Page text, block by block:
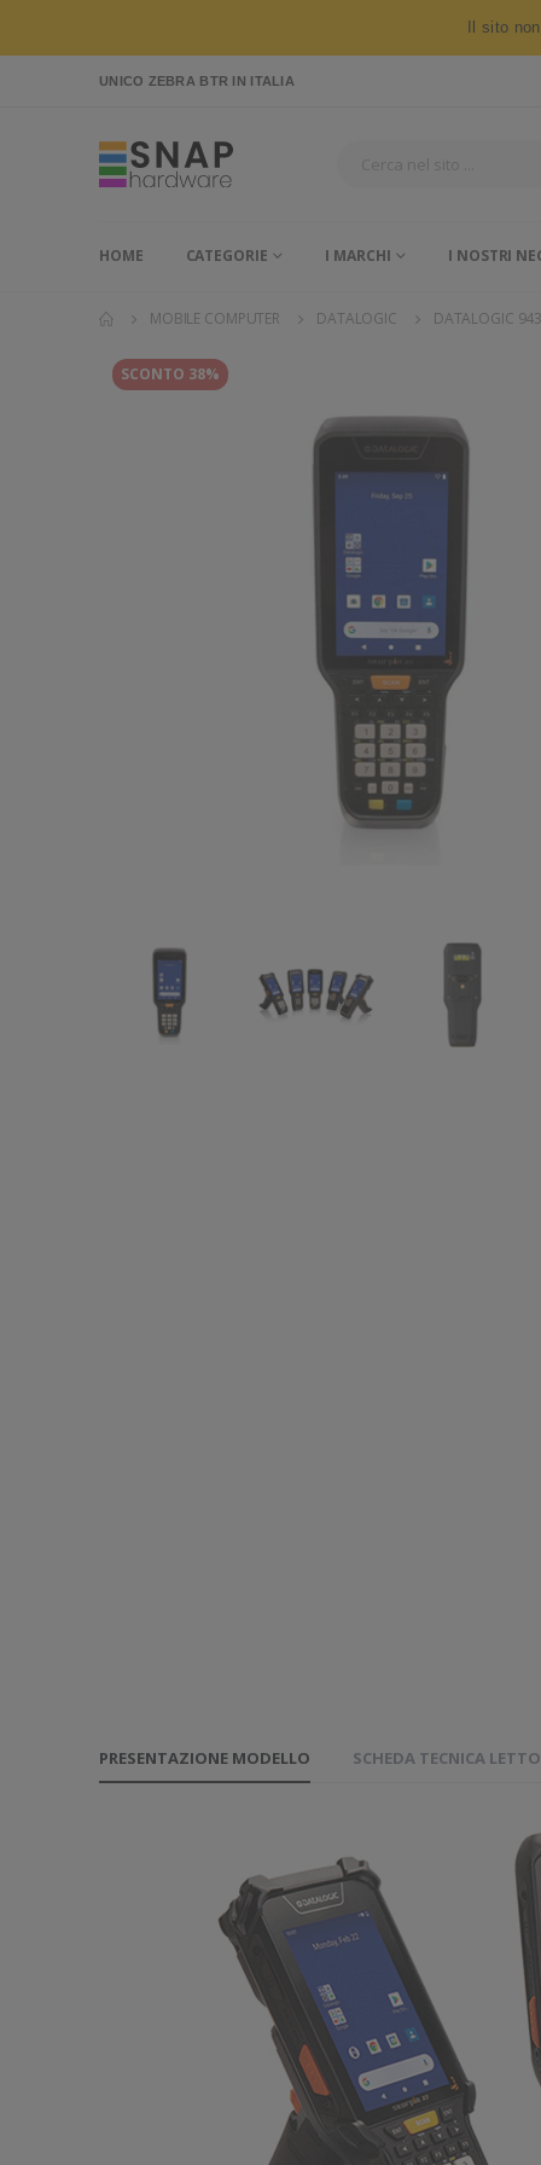
Il sito
UNICO ZEBRA BTR IN ITALIA
HOME CATEGORIE I MARCHI I NOSTRI
MOBILE COMPUTER DATALOGIC DATALOGIC
SCONTO 38%
PRESENTAZIONE MODELLO SCHEDA TECNICA